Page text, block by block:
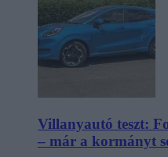
Villanyautó teszt:
– már a kormányt